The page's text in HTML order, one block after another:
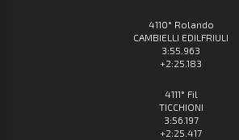
4110° Rolando
CAMBIELLI EDILFRIULI
3:55.963
+2:25.183
4111° Fil
TICCHIONI
3:56.197
+2:25.417